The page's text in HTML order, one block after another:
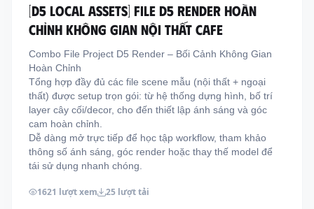
Email:
funkystylemanage@gmail.com
Đăng nhập
Đăng ký
[D5 LOCAL ASSETS] FILE D5 RENDER HOÀN
CHỈNH KHÔNG GIAN NỘI THẤT CAFE
Combo File Project D5 Render – Bối Cảnh Không Gian
Hoàn Chỉnh
Tổng hợp đầy đủ các file scene mẫu (nội thất + ngoại
thất) được setup trọn gói: từ hệ thống dựng hình, bố trí
layer cây cối/decor, cho đến thiết lập ánh sáng và góc
cam hoàn chỉnh.
Dễ dàng mở trực tiếp để học tập workflow, tham khảo
thông số ánh sáng, góc render hoặc thay thế model để
tái sử dụng nhanh chóng.
1621 lượt xem 25 lượt tải